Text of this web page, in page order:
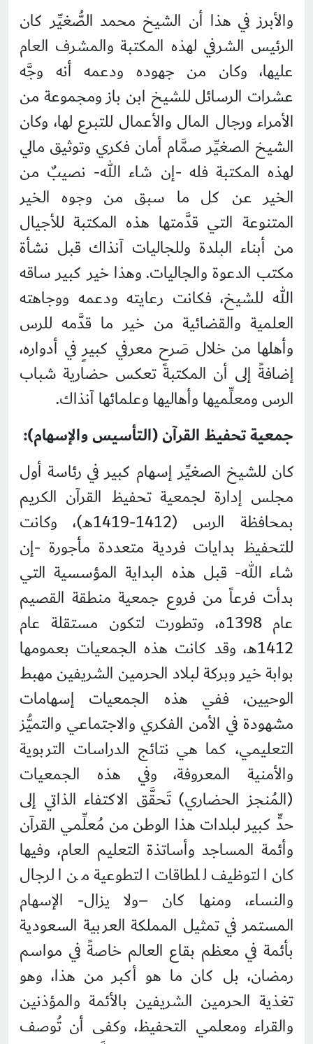
والأبرز في هذا أن الشيخ محمد الصُّغيِّر كان
الرئيس الشرفي لهذه المكتبة والمشرف العام
عليها، وكان من جهوده ودعمه أنه وجَّه
عشرات الرسائل للشيخ ابن باز ومجموعة من
الأمراء ورجال المال والأعمال للتبرع لها، وكان
الشيخ الصغيِّر صمَّام أمان فكري وتوثيق مالي
لهذه المكتبة فله -إن شاء الله- نصيبٌ من
الخير عن كل ما سبق من وجوه الخير
المتنوعة التي قدَّمتها هذه المكتبة للأجيال
من أبناء البلدة وللجاليات آنذاك قبل نشأة
مكتب الدعوة والجاليات. وهذا خير كبير ساقه
الله للشيخ، فكانت رعايته ودعمه ووجاهته
العلمية والقضائية من خير ما قدَّمه للرس
وأهلها من خلال صَرحٍ معرفي كبيرٍ في أدواره،
إضافةً إلى أن المكتبة تعكس حضارية شباب
الرس ومعلِّميها وأهاليها وعلمائها آنذاك.
جمعية تحفيظ القرآن (التأسيس والإسهام):
كان للشيخ الصغيِّر إسهام كبير في رئاسة أول
مجلس إدارة لجمعية تحفيظ القرآن الكريم
بمحافظة الرس (1412-1419هـ)، وكانت
للتحفيظ بدايات فردية متعددة مأجورة -إن
شاء الله- قبل هذه البداية المؤسسية التي
بدأت فرعاً من فروع جمعية منطقة القصيم
عام 1398ه، وتطورت لتكون مستقلة عام
1412هـ، وقد كانت هذه الجمعيات بعمومها
بوابة خير وبركة لبلاد الحرمين الشريفين مهبط
الوحيين، ففي هذه الجمعيات إسهامات
مشهودة في الأمن الفكري والاجتماعي والتميُّز
التعليمي، كما هي نتائج الدراسات التربوية
والأمنية المعروفة، وفي هذه الجمعيات
(المُنجز الحضاري) تَحقَّق الاكتفاء الذاتي إلى
حدٍّ كبير لبلدات هذا الوطن من مُعلِّمي القرآن
وأئمة المساجد وأساتذة التعليم العام، وفيها
كان التوظيف للطاقات التطوعية من الرجال
والنساء، ومنها كان –ولا يزال- الإسهام
المستمر في تمثيل المملكة العربية السعودية
بأئمة في معظم بقاع العالم خاصةً في مواسم
رمضان، بل كان ما هو أكبر من هذا، وهو
تغذية الحرمين الشريفين بالأئمة والمؤذنين
والقراء ومعلمي التحفيظ، وكفى أن تُوصف